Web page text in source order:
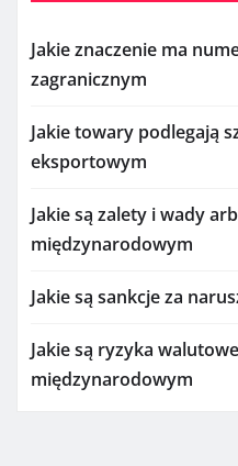
Jakie znaczenie ma
zagranicznym
Jakie towary podlegają
eksportowym
Jakie są zalety i wady
międzynarodowym
Jakie są sankcje za
Jakie są ryzyka
międzynarodowym